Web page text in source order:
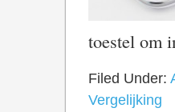
toestel
Filed Under:
Vergelijking